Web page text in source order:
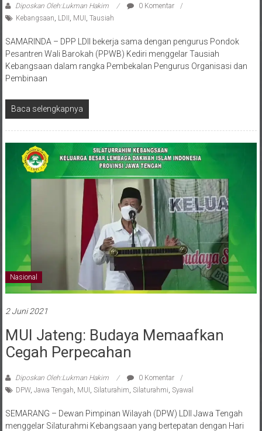
Diposkan Oleh:Lukman Hakim
0 Komentar
Kebangsaan, LDII , MUI , Tausiah
SAMARINDA – DPP LDII bekerja sama dengan pengurus Pondok
Pesantren Wali Barokah (PPWB) Kediri menggelar Tausiah
Kebangsaan dalam rangka Pembekalan Pengurus Organisasi dan
Pembinaan
Baca selengkapnya
Nasional
2 Juni 2021
MUI Jateng: Budaya Memaafkan
Cegah Perpecahan
Diposkan Oleh:Lukman Hakim
0 Komentar
DPW, Jawa Tengah MUI Silaturahim Silaturahmi Syawal
SEMARANG – Dewan Pimpinan Wilayah (DPW) LDII Jawa Tengah
menggelar Silaturahmi Kebangsaan yang bertepatan dengan Hari